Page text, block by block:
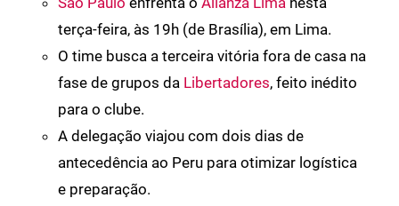
terça-feira, às 19h (de Brasília), em Lima.
O time busca a terceira vitória fora de casa na
fase de grupos da Libertadores, feito inédito
para o clube.
A delegação viajou com dois dias de
antecedência ao Peru para otimizar logística
e preparação.